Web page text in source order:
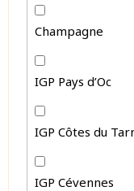
Champagne
IGP Pays d’Oc
IGP Côtes du
IGP Cévennes